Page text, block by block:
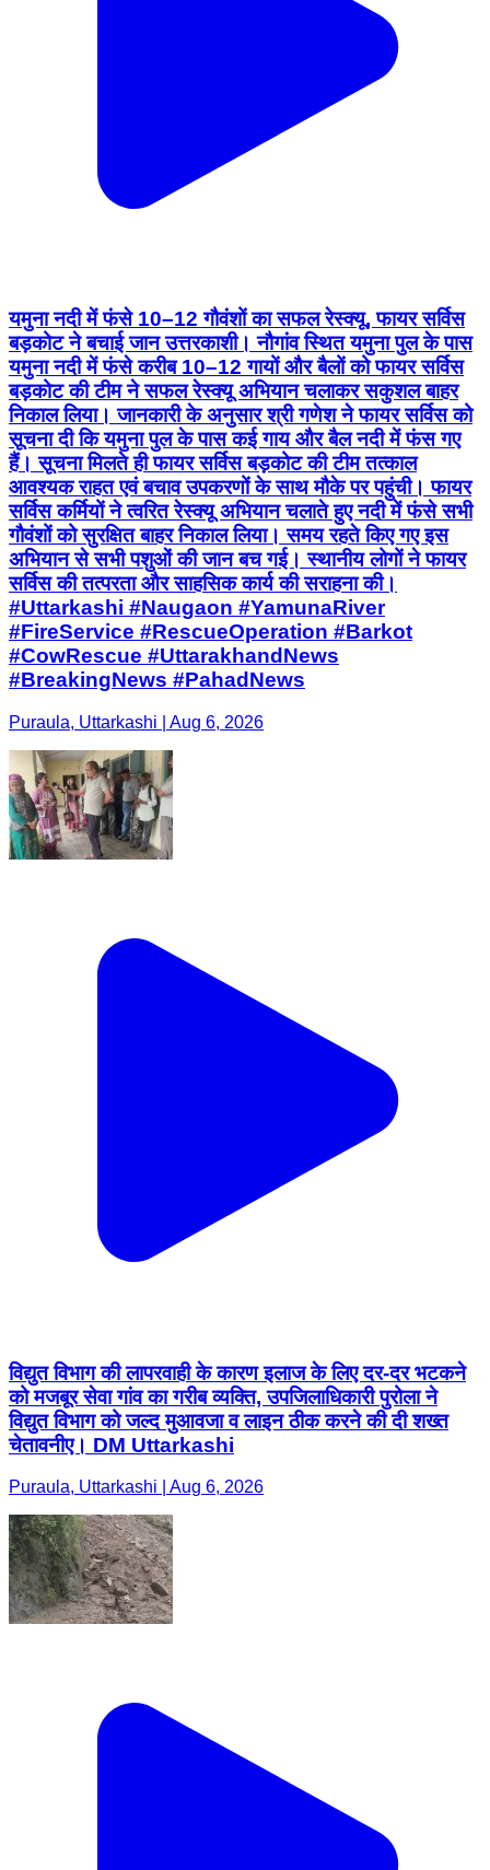
यमुना नदी में फंसे 10–12 गौवंशों का सफल रेस्क्यू, फायर सर्विस
बड़कोट ने बचाई जान उत्तरकाशी। नौगांव स्थित यमुना पुल के पास
यमुना नदी में फंसे करीब 10–12 गायों और बैलों को फायर सर्विस
बड़कोट की टीम ने सफल रेस्क्यू अभियान चलाकर सकुशल बाहर
निकाल लिया। जानकारी के अनुसार श्री गणेश ने फायर सर्विस को
सूचना दी कि यमुना पुल के पास कई गाय और बैल नदी में फंस गए
हैं। सूचना मिलते ही फायर सर्विस बड़कोट की टीम तत्काल
आवश्यक राहत एवं बचाव उपकरणों के साथ मौके पर पहुंची। फायर
सर्विस कर्मियों ने त्वरित रेस्क्यू अभियान चलाते हुए नदी में फंसे सभी
गौवंशों को सुरक्षित बाहर निकाल लिया। समय रहते किए गए इस
अभियान से सभी पशुओं की जान बच गई। स्थानीय लोगों ने फायर
सर्विस की तत्परता और साहसिक कार्य की सराहना की।
#Uttarkashi #Naugaon #YamunaRiver
#FireService #RescueOperation #Barkot
#CowRescue #UttarakhandNews
#BreakingNews #PahadNews
Puraula, Uttarkashi | Aug 6, 2026
विद्युत विभाग की लापरवाही के कारण इलाज के लिए दर-दर भटकने
को मजबूर सेवा गांव का गरीब व्यक्ति, उपजिलाधिकारी पुरोला ने
विद्युत विभाग को जल्द मुआवजा व लाइन ठीक करने की दी शख्त
चेतावनीए। DM Uttarkashi
Puraula, Uttarkashi | Aug 6, 2026